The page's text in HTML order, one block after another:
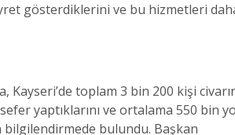
gösterdiklerini ve bu hizmetleri
Kayseri’de toplam 3 bin 200 kişi
yaptıklarını ve ortalama 550 bin
bilgilendirmede bulundu. Başkan